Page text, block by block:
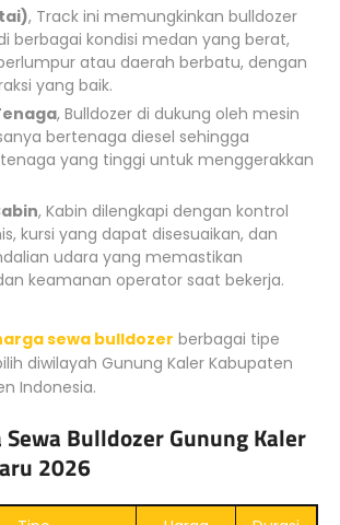
, Track ini memungkinkan bulldozer
berbagai kondisi medan yang berat,
atau daerah berbatu, dengan
yang baik.
, Bulldozer di dukung oleh mesin
bertenaga diesel sehingga
yang tinggi untuk menggerakkan
, Kabin dilengkapi dengan kontrol
kursi yang dapat disesuaikan, dan
udara yang memastikan
keamanan operator saat bekerja.
sewa bulldozer berbagai tipe
diwilayah Gunung Kaler Kabupaten
Indonesia.
Bulldozer Gunung Kaler
2026